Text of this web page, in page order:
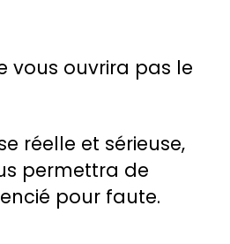
vous ouvrira pas le
réelle et sérieuse,
permettra de
pour faute.